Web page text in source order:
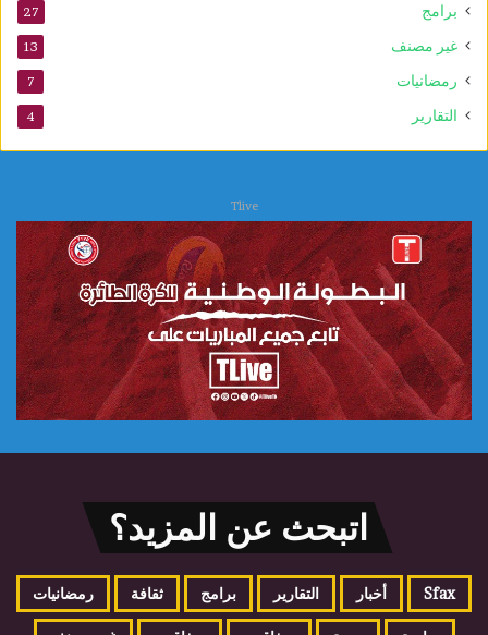
برامج 27
غير مصنف 13
رمضانيات 7
التقارير 4
Tlive
اتبحث عن المزيد؟
Sfax أخبار التقارير برامج ثقافة رمضانيات